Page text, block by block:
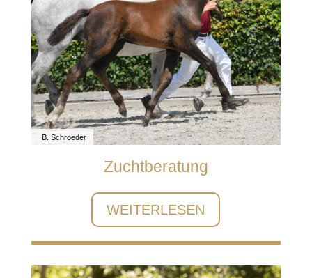
B. Schroeder
Zuchtberatung
WEITERLESEN